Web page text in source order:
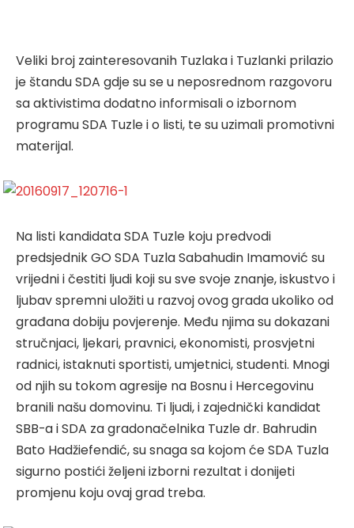
Veliki broj zainteresovanih Tuzlaka i Tuzlanki prilazio
je štandu SDA gdje su se u neposrednom razgovoru
sa aktivistima dodatno informisali o izbornom
programu SDA Tuzle i o listi, te su uzimali promotivni
materijal.
Na listi kandidata SDA Tuzle koju predvodi
predsjednik GO SDA Tuzla Sabahudin Imamović su
vrijedni i čestiti ljudi koji su sve svoje znanje, iskustvo i
ljubav spremni uložiti u razvoj ovog grada ukoliko od
građana dobiju povjerenje. Među njima su dokazani
stručnjaci, ljekari, pravnici, ekonomisti, prosvjetni
radnici, istaknuti sportisti, umjetnici, studenti. Mnogi
od njih su tokom agresije na Bosnu i Hercegovinu
branili našu domovinu. Ti ljudi, i zajednički kandidat
SBB-a i SDA za gradonačelnika Tuzle dr. Bahrudin
Bato Hadžiefendić, su snaga sa kojom će SDA Tuzla
sigurno postići željeni izborni rezultat i donijeti
promjenu koju ovaj grad treba.